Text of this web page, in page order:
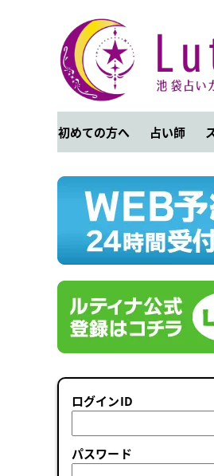
初めての方へ 占い師
ログインID
パスワード